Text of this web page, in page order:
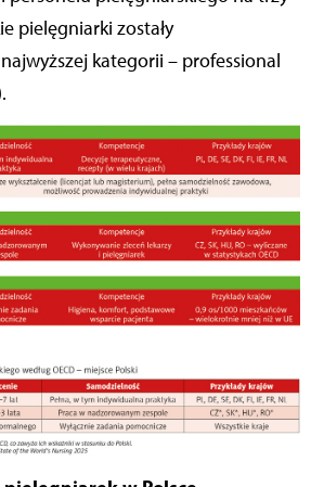
pielęgniarki zostały
kategorii – professional